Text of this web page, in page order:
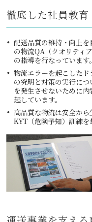
徹底した社員教育
配送品質の維持・向上
の物流QA（クオリティ
の指導を行なっています。
物流エラーを起こした
の究明と対策の実行に
を発生させないために
起しています。
高品質な物流は安全か
KYT（危険予知）訓練を